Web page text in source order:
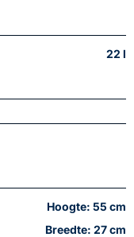
22 l
Hoogte: 55 cm
Breedte: 27 cm